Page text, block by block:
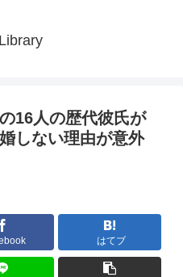
16人の歴代彼氏が
しない理由が意外
はてブ